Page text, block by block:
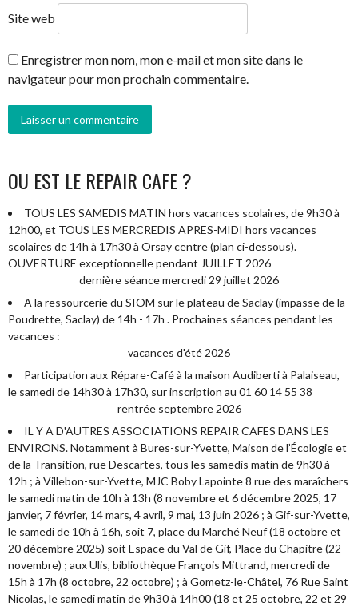
Site web
Enregistrer mon nom, mon e-mail et mon site dans le
navigateur pour mon prochain commentaire.
OU EST LE REPAIR CAFE ?
TOUS LES SAMEDIS MATIN hors vacances scolaires, de 9h30 à
12h00, et TOUS LES MERCREDIS APRES-MIDI hors vacances
scolaires de 14h à 17h30 à Orsay centre (plan ci-dessous).
OUVERTURE exceptionnelle pendant JUILLET 2026
dernière séance mercredi 29 juillet 2026
A la ressourcerie du SIOM sur le plateau de Saclay (impasse de la
Poudrette, Saclay) de 14h - 17h . Prochaines séances pendant les
vacances :
vacances d'été 2026
Participation aux Répare-Café à la maison Audiberti à Palaiseau,
le samedi de 14h30 à 17h30, sur inscription au 01 60 14 55 38
rentrée septembre 2026
IL Y A D'AUTRES ASSOCIATIONS REPAIR CAFES DANS LES
ENVIRONS. Notamment à Bures-sur-Yvette, Maison de l’Écologie et
de la Transition, rue Descartes, tous les samedis matin de 9h30 à
12h ; à Villebon-sur-Yvette, MJC Boby Lapointe 8 rue des maraîchers
le samedi matin de 10h à 13h (8 novembre et 6 décembre 2025, 17
janvier, 7 février, 14 mars, 4 avril, 9 mai, 13 juin 2026 ; à Gif-sur-Yvette,
le samedi de 10h à 16h, soit 7, place du Marché Neuf (18 octobre et
20 décembre 2025) soit Espace du Val de Gif, Place du Chapitre (22
novembre) ; aux Ulis, bibliothèque François Mittrand, mercredi de
15h à 17h (8 octobre, 22 octobre) ; à Gometz-le-Châtel, 76 Rue Saint
Nicolas, le samedi matin de 9h30 à 14h00 (18 et 25 octobre, 22 et 29